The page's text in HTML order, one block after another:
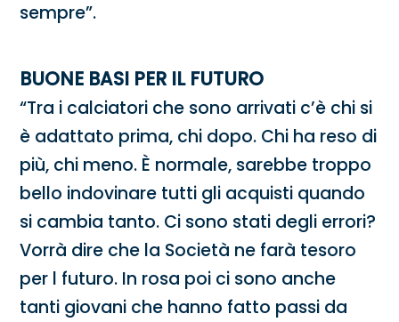
sempre”.
BUONE BASI PER IL FUTURO
“Tra i calciatori che sono arrivati c’è chi si
è adattato prima, chi dopo. Chi ha reso di
più, chi meno. È normale, sarebbe troppo
bello indovinare tutti gli acquisti quando
si cambia tanto. Ci sono stati degli errori?
Vorrà dire che la Società ne farà tesoro
per l futuro. In rosa poi ci sono anche
tanti giovani che hanno fatto passi da